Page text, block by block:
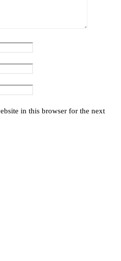
in this browser for the next